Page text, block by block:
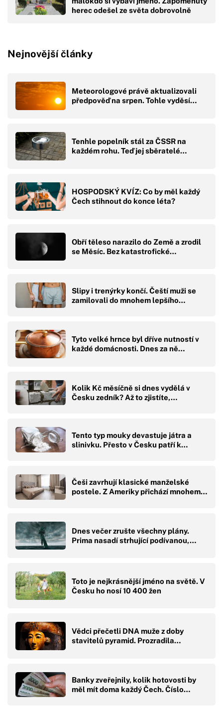
herec odešel ze světa dobrovolně
Nejnovější články
Meteorologové právě aktualizovali
předpověď na srpen. Tohle vyděsí…
Tenhle popelník stál za ČSSR na
každém rohu. Teď jej sběratelé…
HOSPODSKÝ KVÍZ: Co by měl každý
Čech stihnout do konce léta?
Obří těleso narazilo do Země a zrodil
se Měsíc. Bez katastrofické…
Slipy i trenýrky končí. Čeští muži se
zamilovali do mnohem lepšího…
Tyto velké hrnce byl dříve nutností v
každé domácnosti. Dnes za ně…
Kolik Kč měsíčně si dnes vydělá v
Česku zedník? Až to zjistíte,…
Tento typ mouky devastuje játra a
slinivku. Přesto v Česku patří k…
Češi zavrhují klasické manželské
postele. Z Ameriky přichází mnohem…
Dnes večer zrušte všechny plány.
Prima nasadí strhující podívanou,…
Toto je nejkrásnější jméno na světě. V
Česku ho nosí 10 400 žen
Vědci přečetli DNA muže z doby
stavitelů pyramid. Prozradila…
Banky zveřejnily, kolik hotovosti by
měl mít doma každý Čech. Číslo…